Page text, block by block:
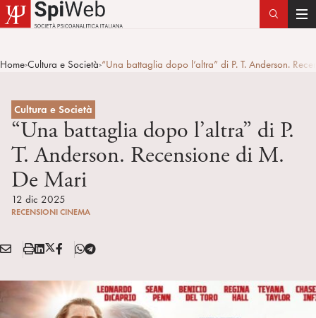
T
g
Home>Cultura e Società>“Una battaglia dopo l’altra” di P. T. Anderson.
Cultura e Società
“Una battaglia dopo l’altra” di P.
T. Anderson. Recensione di M.
De Mari
12 dic 2025
RECENSIONI CINEMA
Condividi:
E
A
I
S
a
L
n
X
T
F
T
e